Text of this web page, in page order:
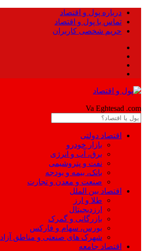
درباره پول و اقتصاد
تماس با پول و اقتصاد
حریم شخصی کاربران
Va Eghtesad .com
اقتصاد دولتی
بازار خودرو
برق، آب و انرژی
نفت و پتروشیمی
بانک، بیمه و بودجه
صنعت و معدن و تجارت
اقتصاد بین الملل
طلا و ارز
ارزدیجیتال
بازرگانی و گمرک
بورس، سهام و فارکس
شهرک های صنعتی و مناطق آزاد
اقتصاد جامعه